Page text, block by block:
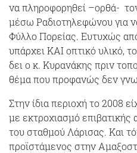
να πληροφορηθεί –ορθά-
μέσω Ραδιοτηλεφώνου για
Φύλλο Πορείας. Ευτυχώς
υπάρχει ΚΑΙ οπτικό υλικό,
δει ο κ. Κυρανάκης πριν
θέμα που προφανώς δεν
Στην ίδια περιοχή το 2008
με εκτροχιασμό επιβατικής
του σταθμού Λάρισας. Και
προϊστάμενος στην